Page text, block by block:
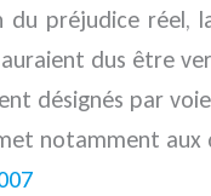
du préjudice
dus être
désignés par
notamment